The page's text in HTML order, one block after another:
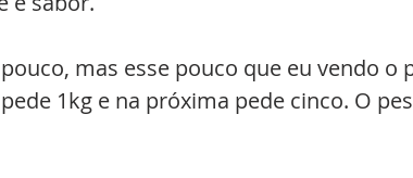
mas esse pouco que eu vendo o
1kg e na próxima pede cinco. O